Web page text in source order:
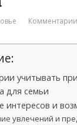
учитывать
для семьи
интересов и
увлечений и